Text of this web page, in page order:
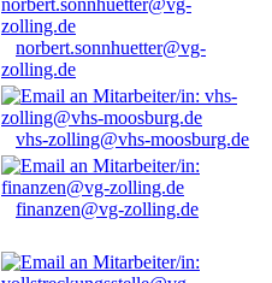
norbert.sonnhuetter@vg-
zolling.de
vhs-zolling@vhs-moosburg.de
finanzen@vg-zolling.de